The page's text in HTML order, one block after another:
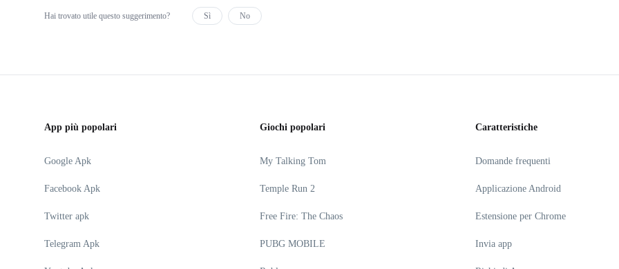
Hai trovato utile questo suggerimento? Sì No
App più popolari
Google Apk
Facebook Apk
Twitter apk
Telegram Apk
Giochi popolari
My Talking Tom
Temple Run 2
Free Fire: The Chaos
PUBG MOBILE
Caratteristiche
Domande frequenti
Applicazione Android
Estensione per Chrome
Invia app